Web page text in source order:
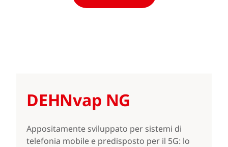
DEHNvap NG
Appositamente sviluppato per sistemi di
telefonia mobile e predisposto per il 5G: lo